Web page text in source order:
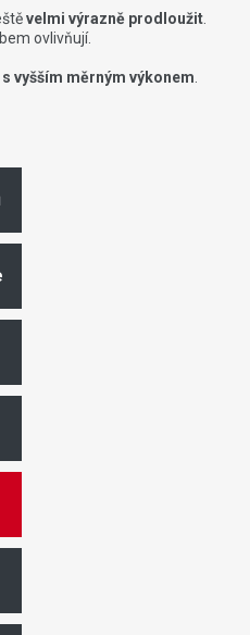
velmi výrazně prodloužit
ovlivňují.
vyšším měrným výkonem